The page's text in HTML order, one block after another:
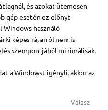
és azokat ütemesen
gép esetén ez előnyt
használó
képes rá, arról nem is
szempontjából minimálisak.
a Windowst igényli, akkor az
Válasz